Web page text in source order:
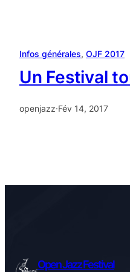
Infos générales, OJF 2017
Un Festival
openjazz·Fév 14, 2017
Open Jazz Festival